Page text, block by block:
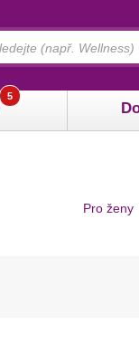
5
Pro ženy